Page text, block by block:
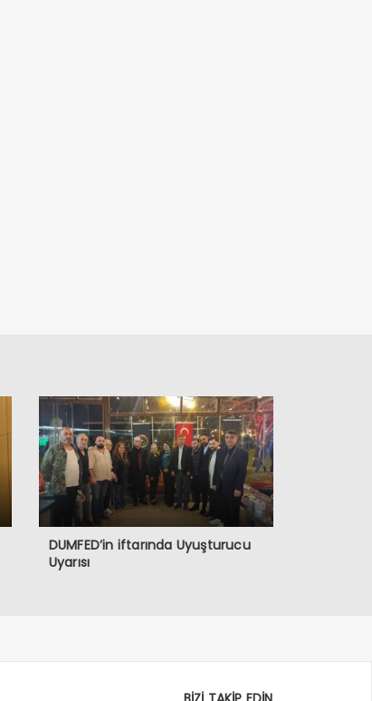
DUMFED’in iftarında Uyuşturucu
Uyarısı